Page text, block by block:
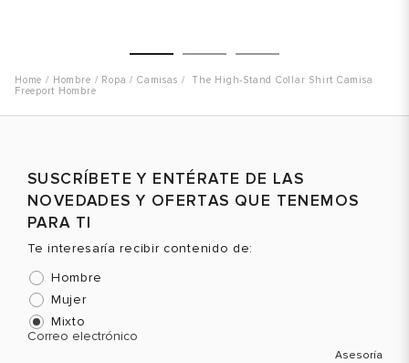
EUR
USA
40
Color
EUR
Hombre Ropa Camisas
The High-Stand Collar Shirt Camisa
Freeport Hombre
SUSCRÍBETE Y ENTÉRATE DE LAS
NOVEDADES Y OFERTAS QUE TENEMOS
PARA TI
Te interesaría recibir contenido de:
Hombre
Mujer
Mixto
Correo electrónico